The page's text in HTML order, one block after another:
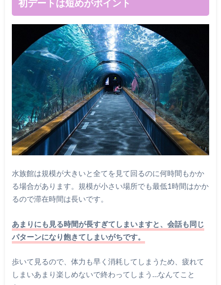
初デートは短めがポイント
水族館は規模が大きいと全てを見て回るのに何時間もかか
る場合があります。規模が小さい場所でも最低1時間はかか
るので滞在時間は長いです。
あまりにも見る時間が長すぎてしまいますと、会話も同じ
パターンになり飽きてしまいがちです。
歩いて見るので、体力も早く消耗してしまうため、疲れて
しまいあまり楽しめないで終わってしまう…なんてこと